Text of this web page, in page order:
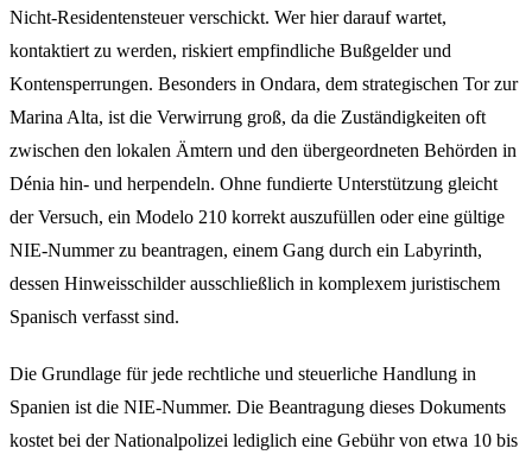
Nicht-Residentensteuer verschickt. Wer hier darauf wartet,
kontaktiert zu werden, riskiert empfindliche Bußgelder und
Kontensperrungen. Besonders in Ondara, dem strategischen Tor zur
Marina Alta, ist die Verwirrung groß, da die Zuständigkeiten oft
zwischen den lokalen Ämtern und den übergeordneten Behörden in
Dénia hin- und herpendeln. Ohne fundierte Unterstützung gleicht
der Versuch, ein Modelo 210 korrekt auszufüllen oder eine gültige
NIE-Nummer zu beantragen, einem Gang durch ein Labyrinth,
dessen Hinweisschilder ausschließlich in komplexem juristischem
Spanisch verfasst sind.
Die Grundlage für jede rechtliche und steuerliche Handlung in
Spanien ist die NIE-Nummer. Die Beantragung dieses Dokuments
kostet bei der Nationalpolizei lediglich eine Gebühr von etwa 10 bis